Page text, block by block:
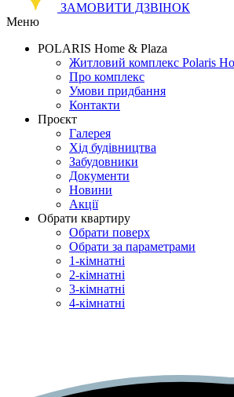
ЗАМОВИТИ ДЗВІНОК
Меню
POLARIS Home & Plaza
Житловий комплекс Polaris
Про комплекс
Умови придбання
Контакти
Проєкт
Галерея
Хід будівництва
Забудовники
Документи
Новини
Акції
Обрати квартиру
Обрати поверх
Обрати за параметрами
1-кімнатні
2-кімнатні
3-кімнатні
4-кімнатні